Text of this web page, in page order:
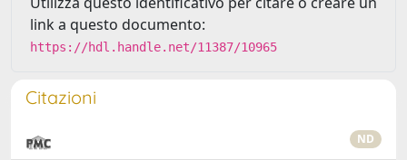
link a questo documento:
https://hdl.handle.net/11387/10965
Citazioni
ND